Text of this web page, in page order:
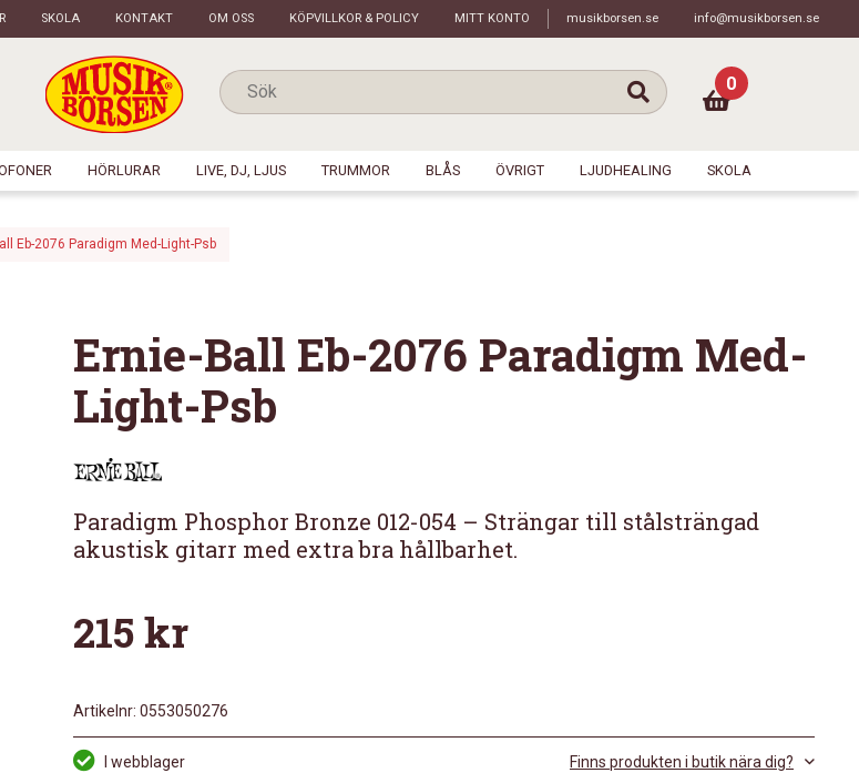
SKOLA KONTAKT OM OSS KÖPVILLKOR & POLICY MITT KONTO musikborsen.se info@musikborsen.se
0
HÖRLURAR LIVE, DJ, LJUS TRUMMOR BLÅS ÖVRIGT LJUDHEALING SKOLA
Eb-2076 Paradigm Med-Light-Psb
Ernie-Ball Eb-2076 Paradigm Med-
Light-Psb
Paradigm Phosphor Bronze 012-054 – Strängar till stålsträngad
akustisk gitarr med extra bra hållbarhet.
215kr
Artikelnr: 0553050276
I webblager Finns produkten i butik nära dig?